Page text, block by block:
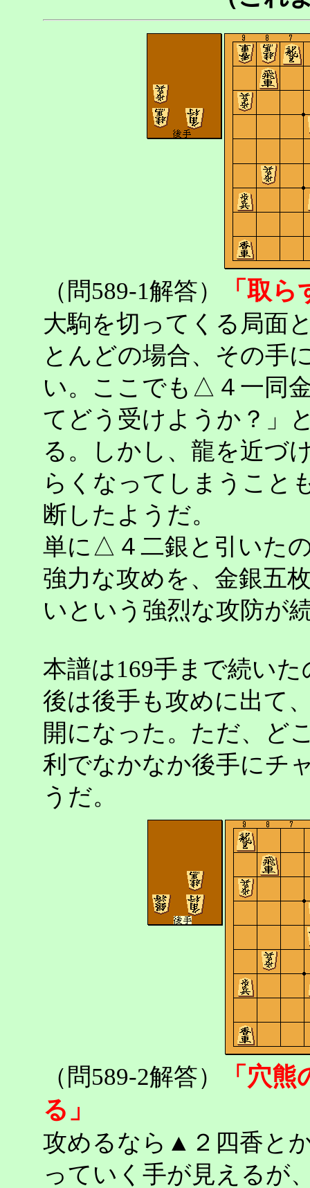
（問589-1解答） 「取
大駒を切ってくる局面
とんどの場合、その手
い。ここでも△４一同
てどう受けようか？」
る。しかし、龍を近づ
らくなってしまうこと
断したようだ。
単に△４二銀と引いた
強力な攻めを、金銀五
いという強烈な攻防が
本譜は169手まで続い
後は後手も攻めに出て
開になった。ただ、ど
利でなかなか後手にチ
うだ。
（問589-2解答）
「穴
る」
攻めるなら▲２四香と
っていく手が見える